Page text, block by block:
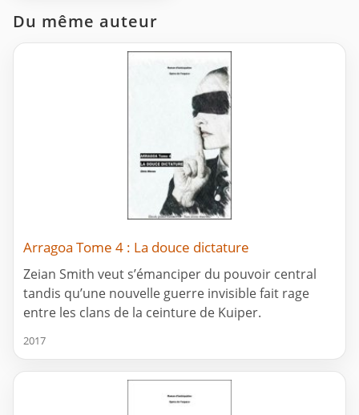
Du même auteur
Arragoa Tome 4 : La douce dictature
Zeian Smith veut s’émanciper du pouvoir central
tandis qu’une nouvelle guerre invisible fait rage
entre les clans de la ceinture de Kuiper.
2017